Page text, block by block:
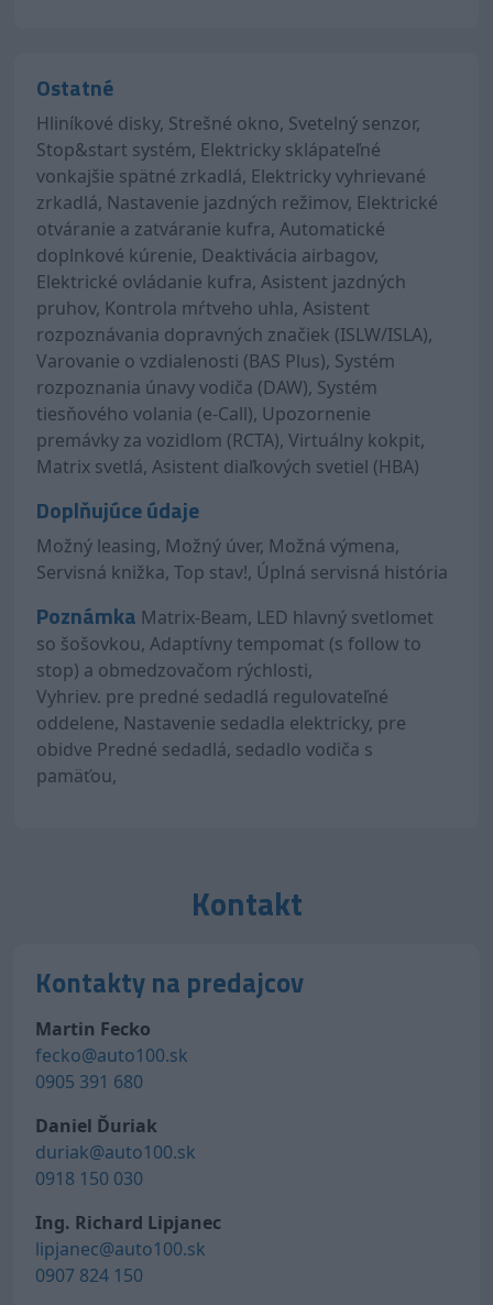
Ostatné
Hliníkové disky, Strešné okno, Svetelný senzor,
Stop&start systém, Elektricky sklápateľné
vonkajšie spätné zrkadlá, Elektricky vyhrievané
zrkadlá, Nastavenie jazdných režimov, Elektrické
otváranie a zatváranie kufra, Automatické
doplnkové kúrenie, Deaktivácia airbagov,
Elektrické ovládanie kufra, Asistent jazdných
pruhov, Kontrola mŕtveho uhla, Asistent
rozpoznávania dopravných značiek (ISLW/ISLA),
Varovanie o vzdialenosti (BAS Plus), Systém
rozpoznania únavy vodiča (DAW), Systém
tiesňového volania (e-Call), Upozornenie
premávky za vozidlom (RCTA), Virtuálny kokpit,
Matrix svetlá, Asistent diaľkových svetiel (HBA)
Doplňujúce údaje
Možný leasing, Možný úver, Možná výmena,
Servisná knižka, Top stav!, Úplná servisná história
Poznámka Matrix-Beam, LED hlavný svetlomet
so šošovkou, Adaptívny tempomat (s follow to
stop) a obmedzovačom rýchlosti,
Vyhriev. pre predné sedadlá regulovateľné
oddelene, Nastavenie sedadla elektricky, pre
obidve Predné sedadlá, sedadlo vodiča s
pamäťou,
Kontakt
Kontakty na predajcov
Martin Fecko
fecko@auto100.sk
0905 391 680
Daniel Ďuriak
duriak@auto100.sk
0918 150 030
Ing. Richard Lipjanec
lipjanec@auto100.sk
0907 824 150